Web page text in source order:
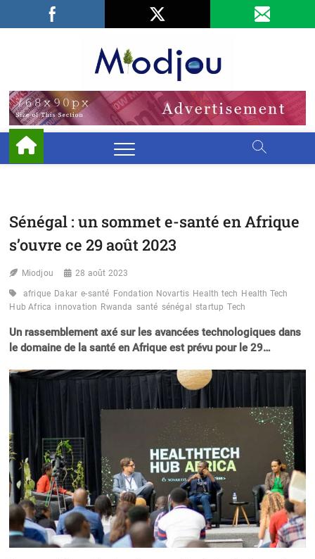
Facebook
LinkedIn
Sénégal : un sommet e-santé en Afrique
s’ouvre ce 29 août 2023
Miodjou 28 août 2023
afrique Dakar e-santé Fondation Novartis Health tech Health Tech
Hub Africa innovation Rwanda santé sénégal startup Tech
Un rassemblement axé sur les avancées technologiques dans
le domaine de la santé en Afrique est prévu pour le 29…